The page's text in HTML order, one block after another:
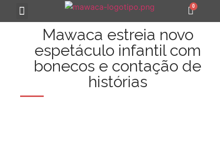
Mawaca estreia novo
espetáculo infantil com
bonecos e contação de
histórias